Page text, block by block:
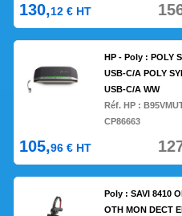
130,12 € HT
HP - Poly : POLY
USB-C/A POLY
USB-C/A WW
Réf. HP :
CP86663
105,96 € HT
Poly : SAVI 8410
OTH MON DECT